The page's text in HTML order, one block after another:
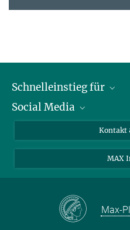
Schnelleinstieg für
Journalist*innen
Bewerbende
Schüler*innen und Lehrkräfte
Social Media
Instagram
LinkedIn
Facebook
Kontakt
MAX
Max-